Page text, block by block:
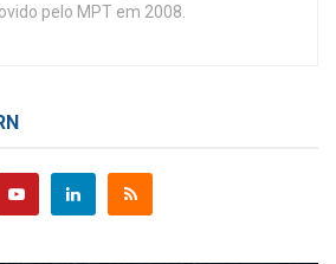
pelo MPT em 2008.